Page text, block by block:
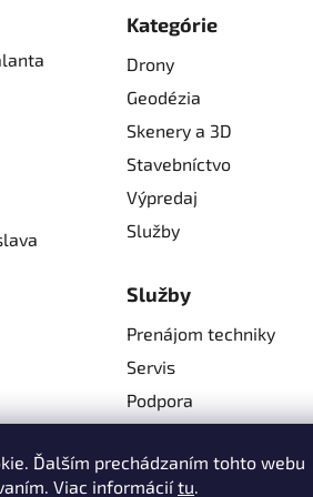
Ďalším prechádzaním tohto webu
Viac informáciítu.
Kategórie
Drony
Geodézia
Skenery a 3D
Stavebníctvo
Výpredaj
Služby
Služby
Prenájom techniky
Servis
Podpora